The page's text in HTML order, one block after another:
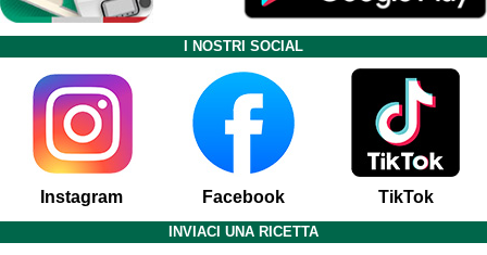
I NOSTRI SOCIAL
Instagram Facebook TikTok
INVIACI UNA RICETTA